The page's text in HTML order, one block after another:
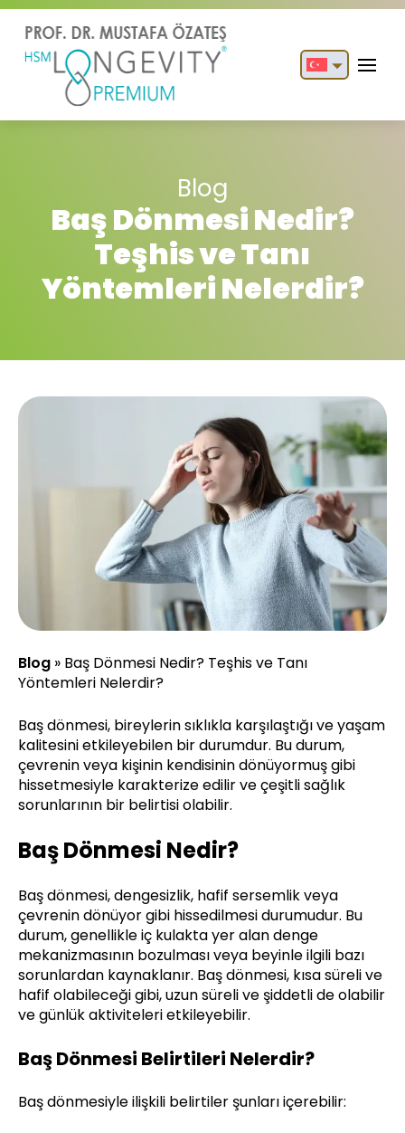
Blog
Baş Dönmesi Nedir?
Teşhis ve Tanı
Yöntemleri Nelerdir?
Blog » Baş Dönmesi Nedir? Teşhis ve Tanı
Yöntemleri Nelerdir?
Baş dönmesi, bireylerin sıklıkla karşılaştığı ve yaşam
kalitesini etkileyebilen bir durumdur. Bu durum,
çevrenin veya kişinin kendisinin dönüyormuş gibi
hissetmesiyle karakterize edilir ve çeşitli sağlık
sorunlarının bir belirtisi olabilir.
Baş Dönmesi Nedir?
Baş dönmesi, dengesizlik, hafif sersemlik veya
çevrenin dönüyor gibi hissedilmesi durumudur. Bu
durum, genellikle iç kulakta yer alan denge
mekanizmasının bozulması veya beyinle ilgili bazı
sorunlardan kaynaklanır. Baş dönmesi, kısa süreli ve
hafif olabileceği gibi, uzun süreli ve şiddetli de olabilir
ve günlük aktiviteleri etkileyebilir.
Baş Dönmesi Belirtileri Nelerdir?
Baş dönmesiyle ilişkili belirtiler şunları içerebilir: